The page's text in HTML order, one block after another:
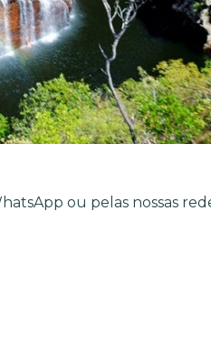
ou pelas nossas